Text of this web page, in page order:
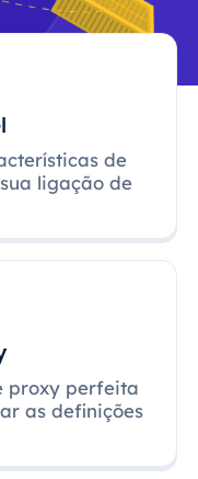
de
ligação de
proxy perfeita
as definições